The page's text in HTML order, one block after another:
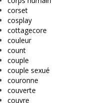
corset
cosplay
cottagecore
couleur
count
couple
couple sexué
couronne
couverte
couvre